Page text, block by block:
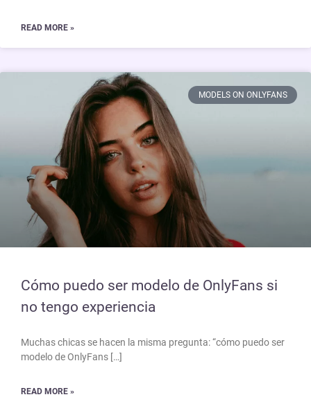
READ MORE »
MODELS ON ONLYFANS
Cómo puedo ser modelo de OnlyFans si
no tengo experiencia
Muchas chicas se hacen la misma pregunta: “cómo puedo ser
modelo de OnlyFans […]
READ MORE »